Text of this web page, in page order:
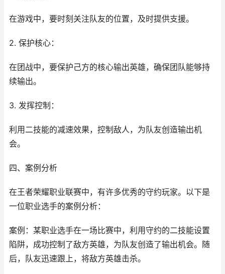
在游戏中，要时刻关注队友的位置，及时提供支援。
2. 保护核心：
在团战中，要保护己方的核心输出英雄，确保团队能够持
续输出。
3. 发挥控制：
利用二技能的减速效果，控制敌人，为队友创造输出机
会。
四、案例分析
在王者荣耀职业联赛中，有许多优秀的守约玩家。以下是
一位职业选手的案例分析：
案例：某职业选手在一场比赛中，利用守约的二技能设置
陷阱，成功控制了敌方英雄，为队友创造了输出机会。随
后，队友迅速跟上，将敌方英雄击杀。